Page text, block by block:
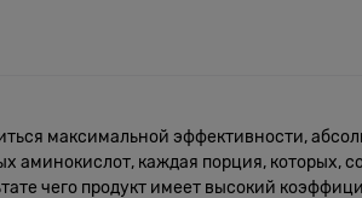
максимальной эффективности,
аминокислот, каждая порция, которых,
чего продукт имеет высокий